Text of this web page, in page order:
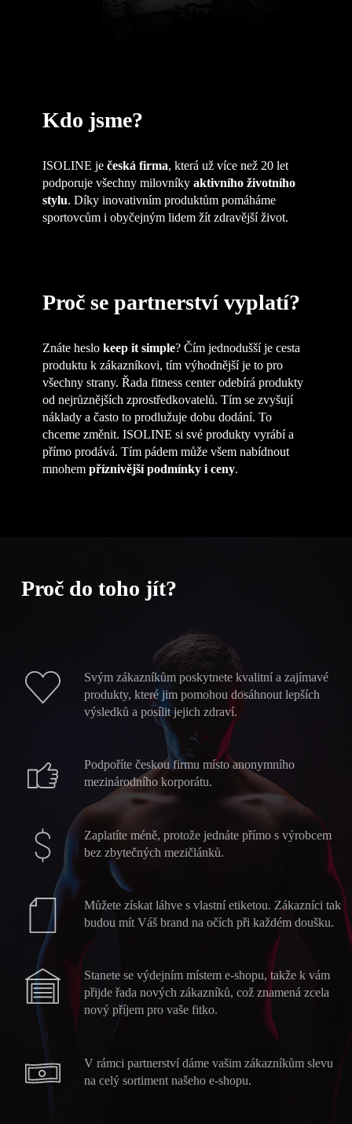
Žádné produkty v košíku.
Go to shop
Kdo jsme?
ISOLINE je česká firma, která už více než 20 let
podporuje všechny milovníky aktivního životního
stylu. Díky inovativním produktům pomáháme
sportovcům i obyčejným lidem žít zdravější život.
Proč se partnerství vyplatí?
Znáte heslo keep it simple? Čím jednodušší je cesta
produktu k zákazníkovi, tím výhodnější je to pro
všechny strany. Řada fitness center odebírá produkty
od nejrůznějších zprostředkovatelů. Tím se zvyšují
náklady a často to prodlužuje dobu dodání. To
chceme změnit. ISOLINE si své produkty vyrábí a
přímo prodává. Tím pádem může všem nabídnout
mnohem příznivější podmínky i ceny.
Proč do toho jít?
Svým zákazníkům poskytnete kvalitní a zajímavé
produkty, které jim pomohou dosáhnout lepších
výsledků a posílit jejich zdraví.
Podpoříte českou firmu místo anonymního
mezinárodního korporátu.
Zaplatíte méně, protože jednáte přímo s výrobcem
bez zbytečných mezičlánků.
Můžete získat láhve s vlastní etiketou. Zákazníci tak
budou mít Váš brand na očích při každém doušku.
Stanete se výdejním místem e-shopu, takže k vám
přijde řada nových zákazníků, což znamená zcela
nový příjem pro vaše fitko.
V rámci partnerství dáme vašim zákazníkům slevu
na celý sortiment našeho e-shopu.